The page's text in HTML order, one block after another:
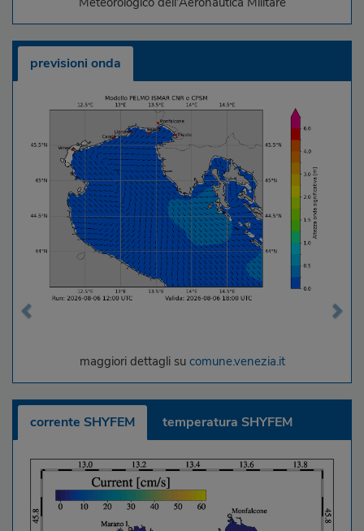
previsioni onda
maggiori dettagli su comune.venezia.it
corrente SHYFEM temperatura SHYFEM